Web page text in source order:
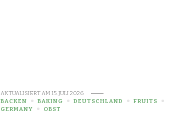
AKTUALISIERT AM15. JULI 2026
BACKEN
BAKING DEUTSCHLAND
FRUITS
GERMANY
OBST